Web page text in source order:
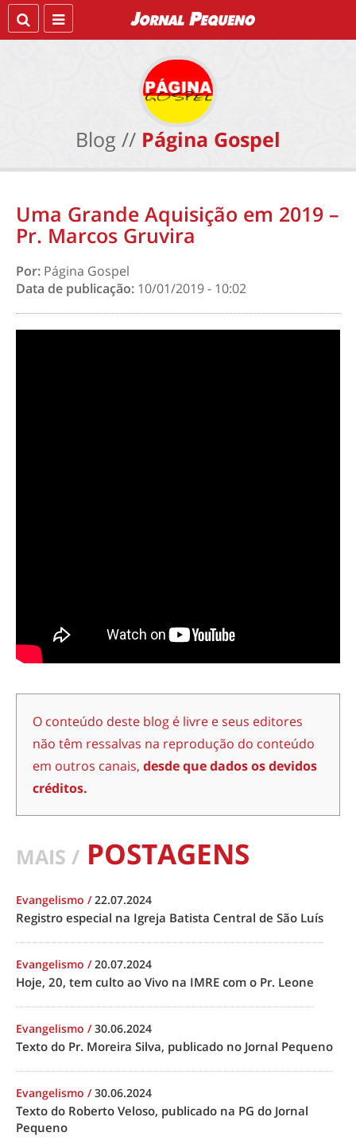
Blog // Página Gospel
Uma Grande Aquisição em 2019 –
Pr. Marcos Gruvira
Por: Página Gospel
Data de publicação: 10/01/2019 - 10:02
O conteúdo deste blog é livre e seus editores
não têm ressalvas na reprodução do conteúdo
em outros canais, desde que dados os devidos
créditos.
MAIS / POSTAGENS
Evangelismo /22.07.2024
Registro especial na Igreja Batista Central de São Luís
Evangelismo /20.07.2024
Hoje, 20, tem culto ao Vivo na IMRE com o Pr. Leone
Evangelismo /30.06.2024
Texto do Pr. Moreira Silva, publicado no Jornal Pequeno
Evangelismo /30.06.2024
Texto do Roberto Veloso, publicado na PG do Jornal
Pequeno